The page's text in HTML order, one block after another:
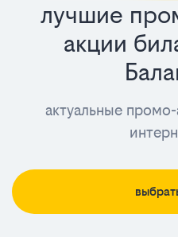
лучшие
акции
актуальные